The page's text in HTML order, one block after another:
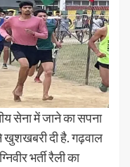
सेना में जाने का सपना
दी है. गढ़वाल
भर्ती रैली का